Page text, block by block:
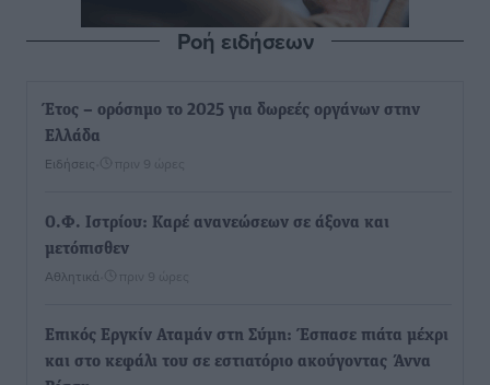
Ροή ειδήσεων
Έτος – ορόσημο το 2025 για δωρεές οργάνων στην
Ελλάδα
Ειδήσεις πριν 9 ώρες
Ο.Φ. Ιστρίου: Καρέ ανανεώσεων σε άξονα και
μετόπισθεν
Αθλητικά πριν 9 ώρες
Επικός Εργκίν Αταμάν στη Σύμη: Έσπασε πιάτα μέχρι
και στο κεφάλι του σε εστιατόριο ακούγοντας Άννα